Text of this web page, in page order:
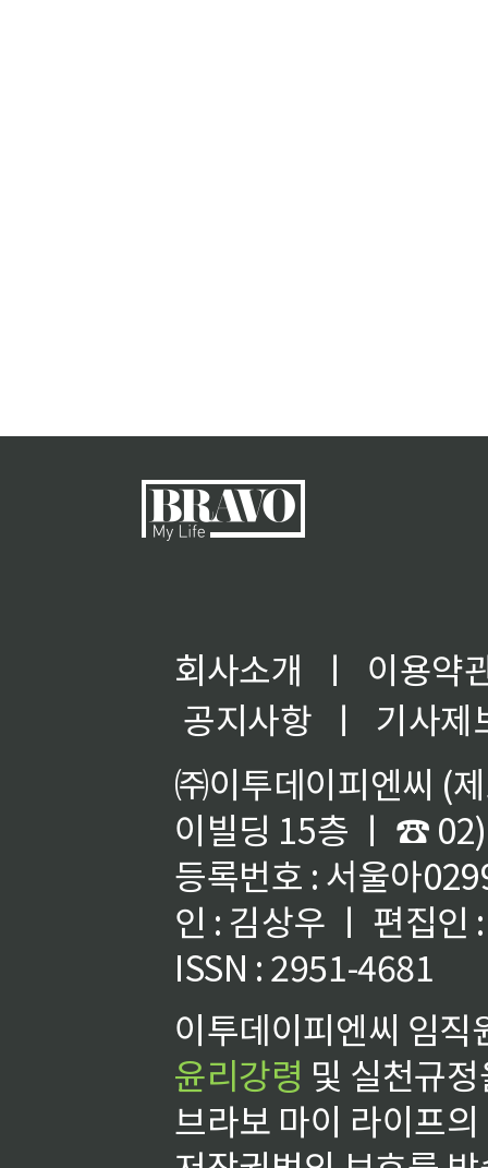
회사소개 ㅣ
이용약
공지사항
ㅣ
기사제
㈜이투데이피엔씨 (
이빌딩 15층 ㅣ ☎
등록번호 : 서울아
인 : 김상우 ㅣ 편집인
ISSN : 2951-4681
이투데이피엔씨 임
윤리강령 및 실천규
브라보 마이 라이프